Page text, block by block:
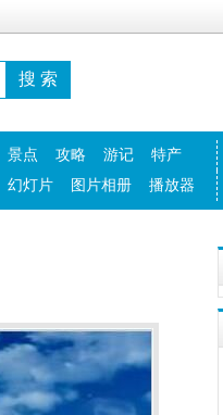
景点 攻略 游记 特产
幻灯片 图片相册 播放器